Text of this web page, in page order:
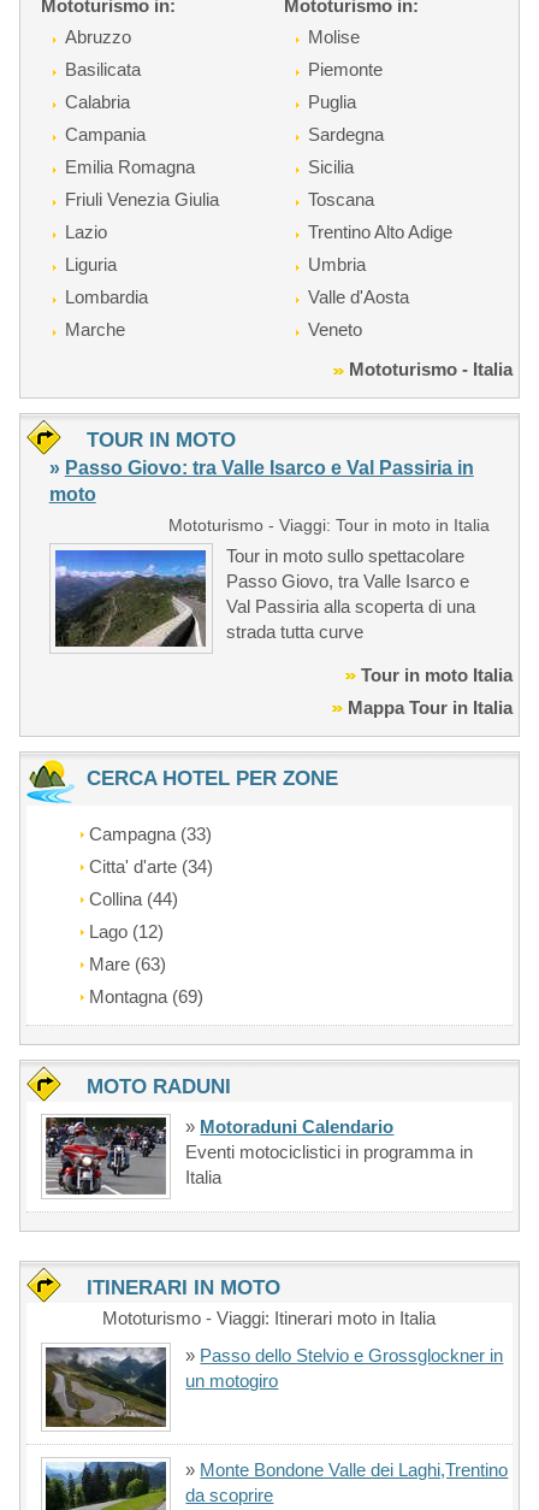
Mototurismo in:
Abruzzo
Basilicata
Calabria
Campania
Emilia Romagna
Friuli Venezia Giulia
Lazio
Liguria
Lombardia
Marche
Mototurismo in:
Molise
Piemonte
Puglia
Sardegna
Sicilia
Toscana
Trentino Alto Adige
Umbria
Valle d'Aosta
Veneto
Mototurismo - Italia
TOUR IN MOTO
» Passo Giovo: tra Valle Isarco e Val Passiria in
moto
Mototurismo - Viaggi: Tour in moto in Italia
Tour in moto sullo spettacolare
Passo Giovo, tra Valle Isarco e
Val Passiria alla scoperta di una
strada tutta curve
Tour in moto Italia
Mappa Tour in Italia
CERCA HOTEL PER ZONE
Campagna (33)
Citta' d'arte (34)
Collina (44)
Lago (12)
Mare (63)
Montagna (69)
MOTO RADUNI
» Motoraduni Calendario
Eventi motociclistici in programma in
Italia
ITINERARI IN MOTO
Mototurismo - Viaggi: Itinerari moto in Italia
» Passo dello Stelvio e Grossglockner in
un motogiro
» Monte Bondone Valle dei Laghi,Trentino
da scoprire